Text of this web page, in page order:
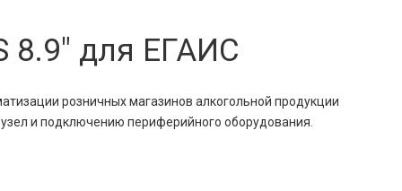
для ЕГАИС
розничных магазинов алкогольной продукции
и подключению периферийного оборудования.